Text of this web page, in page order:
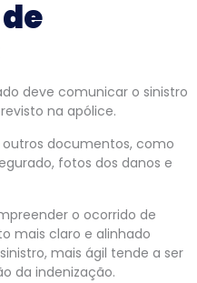
deve comunicar o sinistro
na apólice.
documentos, como
fotos dos danos e
o ocorrido de
mais claro e alinhado
mais ágil tende a ser
da indenização.